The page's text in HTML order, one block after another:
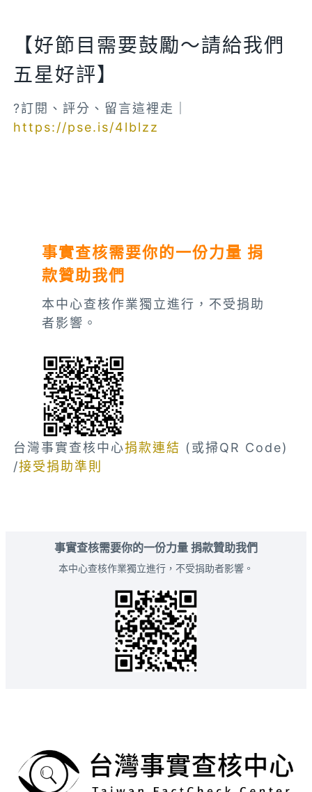
【好節目需要鼓勵～請給我們
五星好評】
?訂閱、評分、留言這裡走｜
https://pse.is/4lblzz
事實查核需要你的一份力量 捐
款贊助我們
本中心查核作業獨立進行，不受捐助
者影響。
台灣事實查核中心捐款連結 (或掃QR Code)
/接受捐助準則
事實查核需要你的一份力量 捐款贊助我們
本中心查核作業獨立進行，不受捐助者影響。